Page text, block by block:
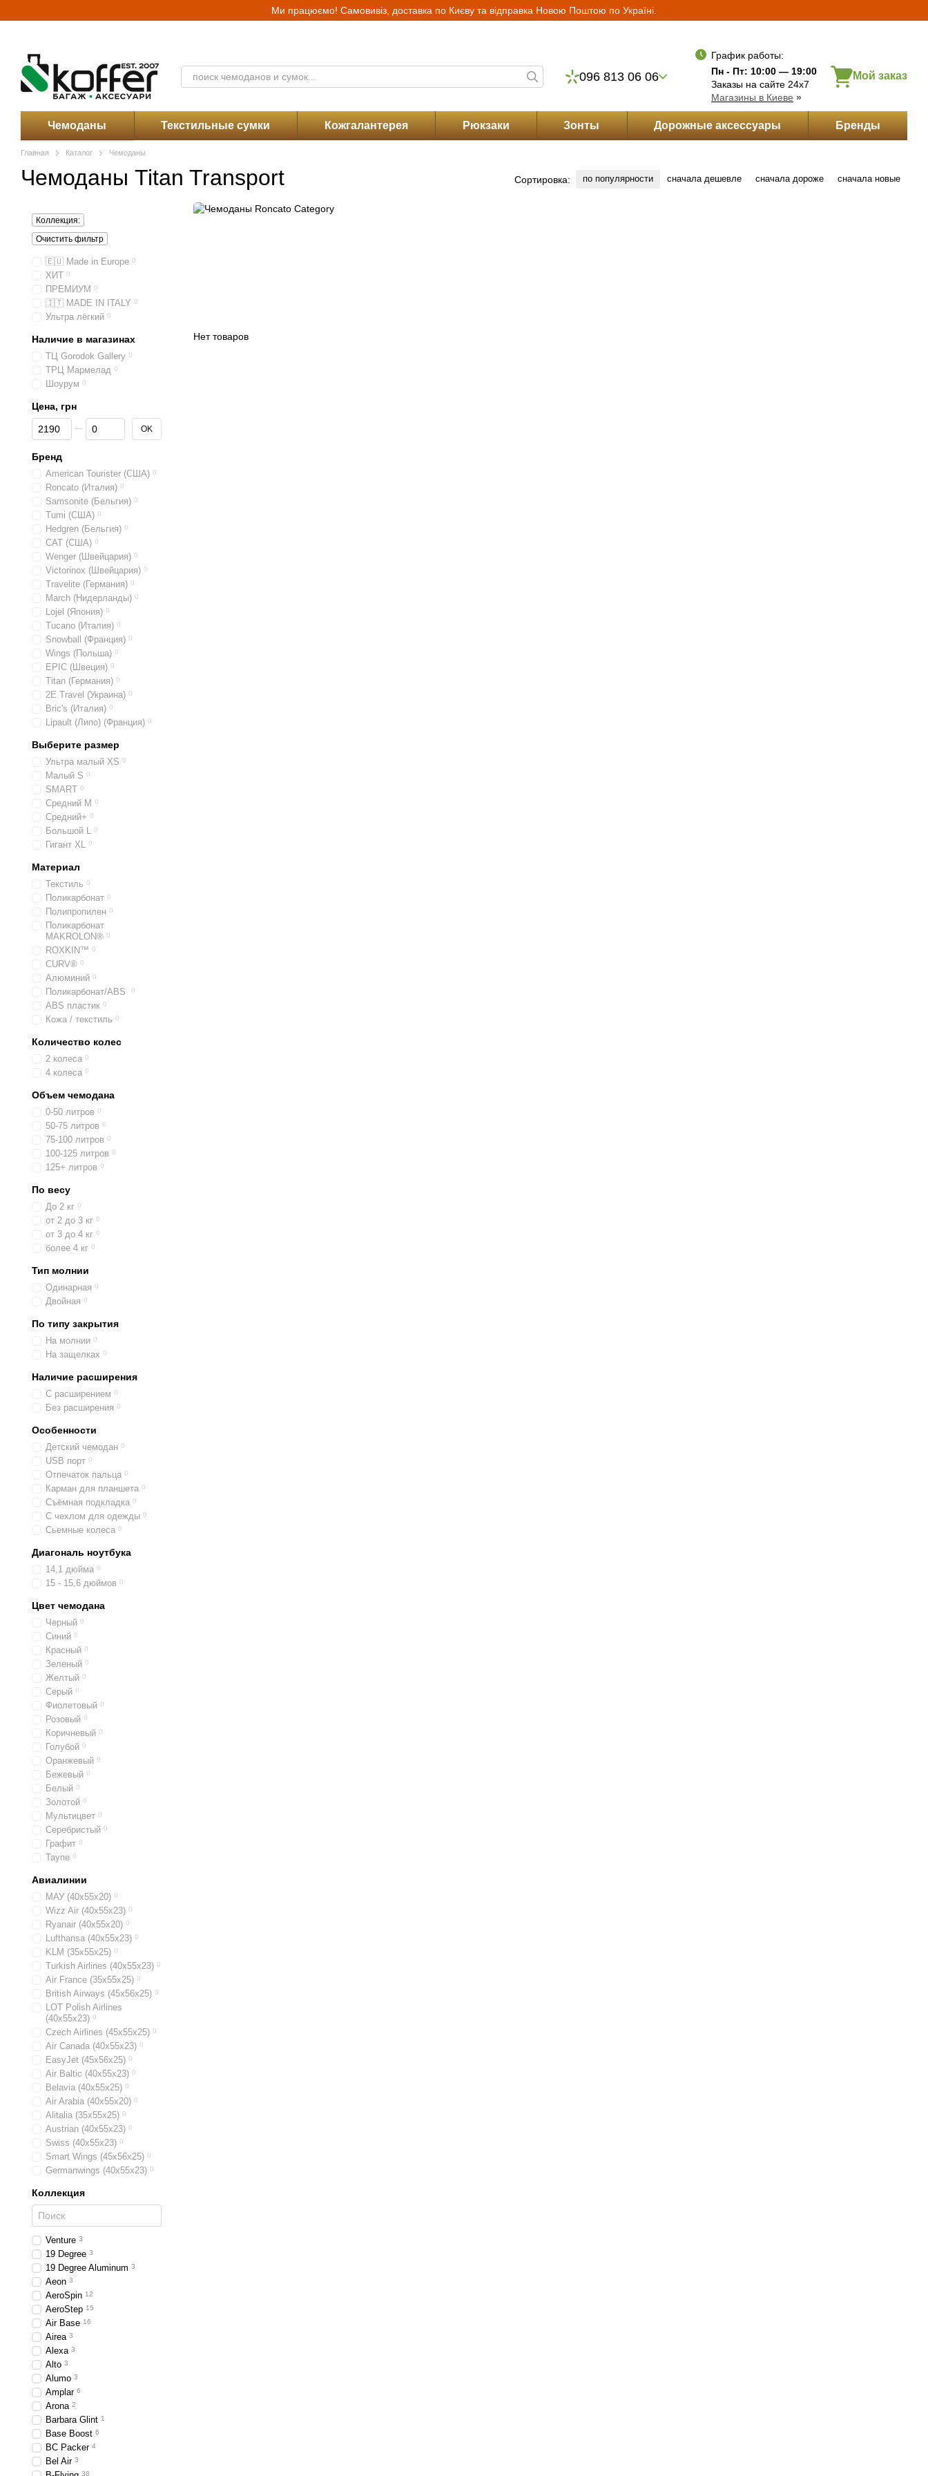
Ми працюємо! Самовивіз, доставка по Києву та відправка Новою Поштою по Україні.
096 813 06 06
График работы:
Пн - Пт: 10:00 — 19:00
Заказы на сайте 24х7
Магазины в Киеве »
Мой заказ
Чемоданы Текстильные сумки Кожгалантерея Рюкзаки Зонты Дорожные аксессуары Бренды
Главная Каталог Чемоданы
Чемоданы Titan Transport Сортировка: по популярности сначала дешевле сначала дороже сначала новые
Нет товаров
Коллекция:
Очистить фильтр
🇪🇺 Made in Europe 0
ХИТ 0
ПРЕМИУМ 0
🇮🇹 MADE IN ITALY 0
Ультра лёгкий 0
Наличие в магазинах
ТЦ Gorodok Gallery 0
ТРЦ Мармелад 0
Шоурум 0
Цена, грн
От Цена, грн
До Цена, грн OK
Бренд
American Tourister (США) 0
Roncato (Италия) 0
Samsonite (Бельгия) 0
Tumi (США) 0
Hedgren (Бельгия) 0
CAT (США) 0
Wenger (Швейцария) 0
Victorinox (Швейцария) 0
Travelite (Германия) 0
March (Нидерланды) 0
Lojel (Япония) 0
Tucano (Италия) 0
Snowball (Франция) 0
Wings (Польша) 0
EPIC (Швеция) 0
Titan (Германия) 0
2E Travel (Украина) 0
Bric's (Италия) 0
Lipault (Липо) (Франция) 0
Выберите размер
Ультра малый XS 0
Малый S 0
SMART 0
Средний M 0
Средний+ 0
Большой L 0
Гигант XL 0
Материал
Текстиль 0
Поликарбонат 0
Полипропилен 0
Поликарбонат
MAKROLON® 0
ROXKIN™ 0
CURV® 0
Алюминий 0
Поликарбонат/ABS 0
ABS пластик 0
Кожа / текстиль 0
Количество колес
2 колеса 0
4 колеса 0
Объем чемодана
0-50 литров 0
50-75 литров 0
75-100 литров 0
100-125 литров 0
125+ литров 0
По весу
До 2 кг 0
от 2 до 3 кг 0
от 3 до 4 кг 0
более 4 кг 0
Тип молнии
Одинарная 0
Двойная 0
По типу закрытия
На молнии 0
На защелках 0
Наличие расширения
С расширением 0
Без расширения 0
Особенности
Детский чемодан 0
USB порт 0
Отпечаток пальца 0
Карман для планшета 0
Съёмная подкладка 0
С чехлом для одежды 0
Сьемные колеса 0
Диагональ ноутбука
14,1 дюйма 0
15 - 15,6 дюймов 0
Цвет чемодана
Черный 0
Синий 0
Красный 0
Зеленый 0
Желтый 0
Серый 0
Фиолетовый 0
Розовый 0
Коричневый 0
Голубой 0
Оранжевый 0
Бежевый 0
Белый 0
Золотой 0
Мультицвет 0
Серебристый 0
Графит 0
Таупе 0
Авиалинии
МАУ (40х55х20) 0
Wizz Air (40х55х23) 0
Ryanair (40х55х20) 0
Lufthansa (40х55х23) 0
KLM (35x55x25) 0
Turkish Airlines (40x55x23) 0
Air France (35x55x25) 0
British Airways (45x56x25) 0
LOT Polish Airlines
(40x55x23) 0
Czech Airlines (45x55x25) 0
Air Canada (40x55x23) 0
EasyJet (45х56х25) 0
Air Baltic (40x55x23) 0
Belavia (40х55х25) 0
Air Arabia (40х55х20) 0
Alitalia (35х55х25) 0
Austrian (40x55x23) 0
Swiss (40x55x23) 0
Smart Wings (45x56x25) 0
Germanwings (40x55x23) 0
Коллекция
Venture 3
19 Degree 3
19 Degree Aluminum 3
Aeon 3
AeroSpin 12
AeroStep 15
Air Base 16
Airea 3
Alexa 3
Alto 3
Alumo 3
Amplar 6
Arona 2
Barbara Glint 1
Base Boost 6
BC Packer 4
Bel Air 3
38